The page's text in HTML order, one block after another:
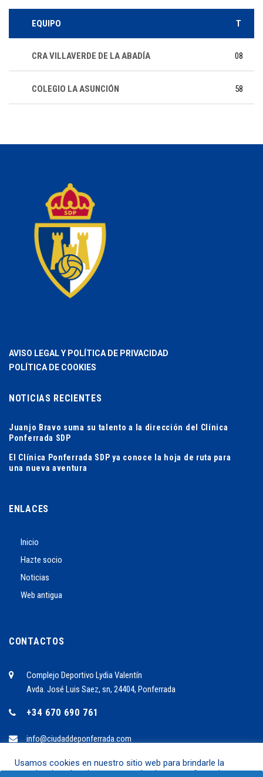
EQUIPO T
CRA VILLAVERDE DE LA ABADÍA 08
COLEGIO LA ASUNCIÓN 58
AVISO LEGAL Y POLÍTICA DE PRIVACIDAD
POLÍTICA DE COOKIES
NOTICIAS RECIENTES
Juanjo Bravo suma su talento a la dirección del Clínica
Ponferrada SDP
El Clínica Ponferrada SDP ya conoce la hoja de ruta para
una nueva aventura
ENLACES
Inicio
Hazte socio
Noticias
Web antigua
CONTACTOS
Complejo Deportivo Lydia Valentín
Avda. José Luis Saez, sn, 24404, Ponferrada
+34 670 690 761
info@ciudaddeponferrada.com
Usamos cookies en nuestro sitio web para brindarle la
experiencia más relevante recordando sus preferencias y